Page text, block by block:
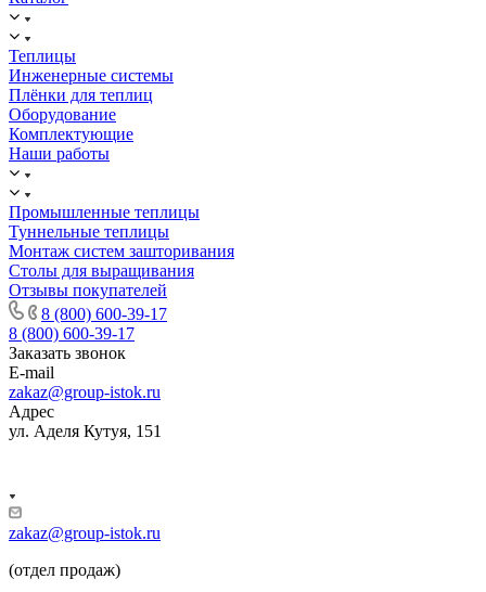
Теплицы
Инженерные системы
Плёнки для теплиц
Оборудование
Комплектующие
Наши работы
Промышленные теплицы
Туннельные теплицы
Монтаж систем зашторивания
Столы для выращивания
Отзывы покупателей
8 (800) 600-39-17
8 (800) 600-39-17
Заказать звонок
E-mail
zakaz@group-istok.ru
Адрес
ул. Аделя Кутуя, 151
zakaz@group-istok.ru
(отдел продаж)